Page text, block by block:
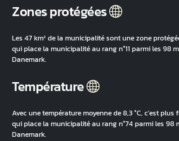
Zones protégées
Les 47 km² de la municipalité sont une zone
qui place la municipalité au rang n°11 parmi les 98
Danemark.
Température
Avec une température moyenne de 8,3 °C, c'est plus
qui place la municipalité au rang n°74 parmi les 98
Danemark.